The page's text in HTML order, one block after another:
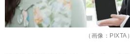
（画像：PIXTA）